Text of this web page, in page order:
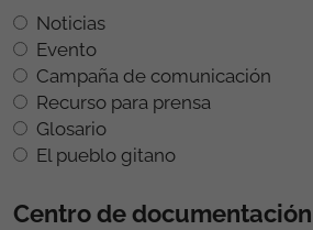
Noticias
Evento
Campaña de comunicación
Recurso para prensa
Glosario
El pueblo gitano
Centro de documentación